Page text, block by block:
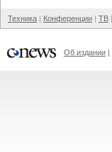
Техника Конференции ТВ
Об издании